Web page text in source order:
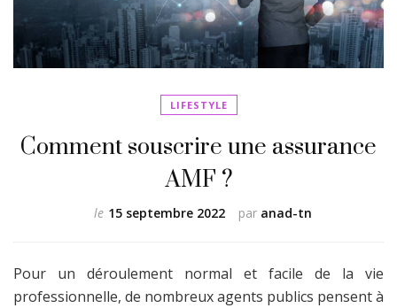
LIFESTYLE
Comment souscrire une assurance
AMF ?
par anad-tn
le 15 septembre 2022
Pour un déroulement normal et facile de la vie
professionnelle, de nombreux agents publics pensent à